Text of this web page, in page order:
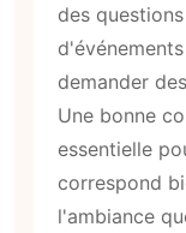
des
demander
Une bonne
essentielle
correspond
l'ambiance